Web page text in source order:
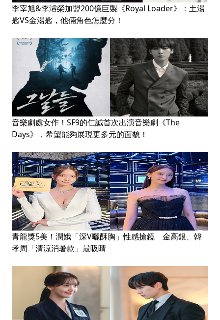
李宰旭&李濬榮加盟200億巨製《Royal Loader》：土湯
匙VS金湯匙，他倆角色怎麼分！
音樂劇處女作！SF9的仁誠首次出演音樂劇《The
Days》，希望能夠展現更多元的面貌！
青龍獎5美！潤娥「深V曬酥胸」性感搶鏡 金高銀、韓
孝周「清涼消暑款」最吸睛